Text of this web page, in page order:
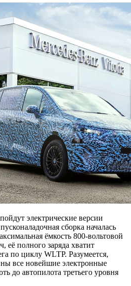
электрические версии
сборка началась
ёмкость 800-вольтовой
её полного заряда хватит
по циклу WLTP. Разумеется,
все новейшие электронные
до автопилота третьего уровня